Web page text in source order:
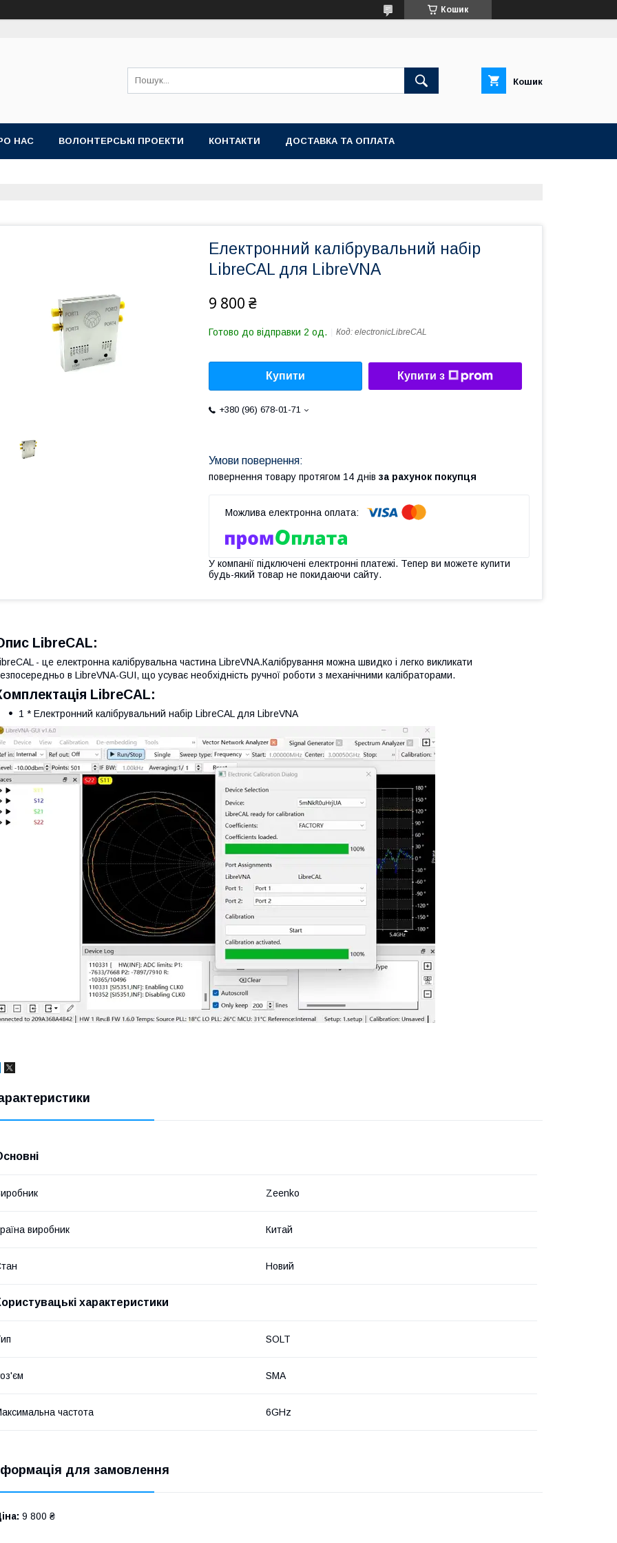
Кошик
Кошик
НАС ВОЛОНТЕРСЬКІ ПРОЕКТИ КОНТАКТИ ДОСТАВКА ТА ОПЛАТА
Електронний калібрувальний набір
LibreCAL для LibreVNA
9 800 ₴
Готово до відправки 2 од. Код: electronicLibreCAL
Купити Купити з
+380 (96) 678-01-71
повернення товару протягом 14 днів за рахунок покупця
У компанії підключені електронні платежі. Тепер ви можете купити
будь-який товар не покидаючи сайту.
LibreCAL:
- це електронна калібрувальна частина LibreVNA.Калібрування можна швидко і легко викликати
в LibreVNA-GUI, що усуває необхідність ручної роботи з механічними калібраторами.
LibreCAL:
1 * Електронний калібрувальний набір LibreCAL для LibreVNA
Zeenko
виробник Китай
Новий
характеристики
SOLT
SMA
частота 6GHz
для замовлення
9 800 ₴